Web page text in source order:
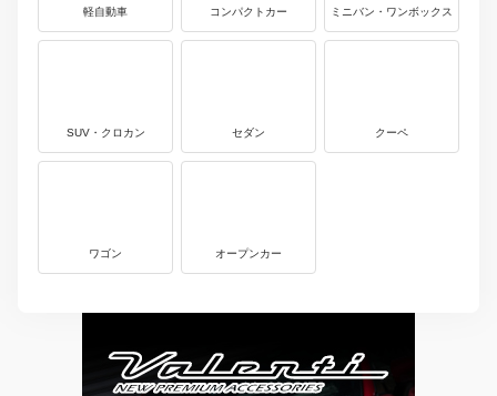
軽自動車 コンパクトカー ミニバン・ワンボックス
SUV・クロカン セダン クーペ
ワゴン オープンカー